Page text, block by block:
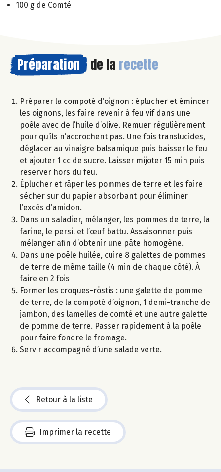
100 g de Comté
Préparation de la recette
Préparer la compoté d’oignon : éplucher et émincer
les oignons, les faire revenir à feu vif dans une
poêle avec de l’huile d’olive. Remuer régulièrement
pour qu’ils n’accrochent pas. Une fois translucides,
déglacer au vinaigre balsamique puis baisser le feu
et ajouter 1 cc de sucre. Laisser mijoter 15 min puis
réserver hors du feu.
Éplucher et râper les pommes de terre et les faire
sécher sur du papier absorbant pour éliminer
l’excès d’amidon.
Dans un saladier, mélanger, les pommes de terre, la
farine, le persil et l’œuf battu. Assaisonner puis
mélanger afin d’obtenir une pâte homogène.
Dans une poêle huilée, cuire 8 galettes de pommes
de terre de même taille (4 min de chaque côté). À
faire en 2 fois
Former les croques-röstis : une galette de pomme
de terre, de la compoté d’oignon, 1 demi-tranche de
jambon, des lamelles de comté et une autre galette
de pomme de terre. Passer rapidement à la poêle
pour faire fondre le fromage.
Servir accompagné d’une salade verte.
Retour à la liste
Imprimer la recette